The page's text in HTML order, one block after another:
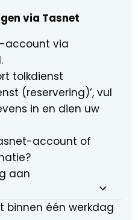
via Tasnet
account via
tolkdienst
(reservering)’, vul
in en dien uw
account of
aan
binnen één werkdag